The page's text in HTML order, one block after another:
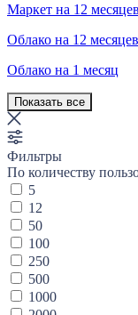
Маркет на 12 месяцев
Облако на 12 месяцев
Облако на 1 месяц
Показать все
Фильтры
По количеству
5
12
50
100
250
500
1000